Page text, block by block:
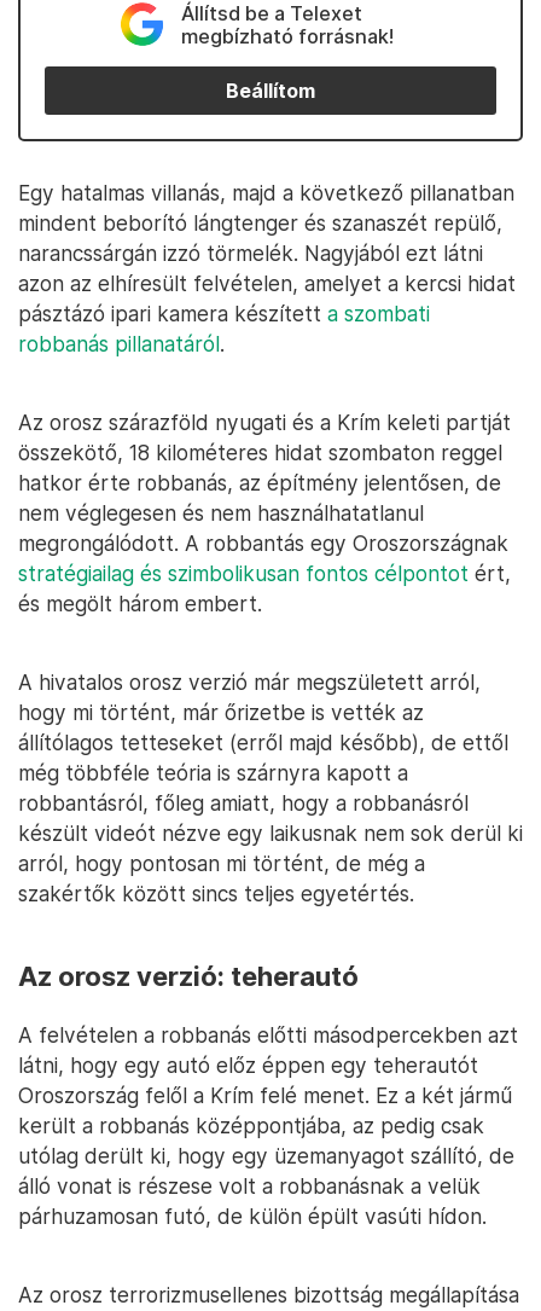
Állítsd be a Telexet
megbízható forrásnak!
Beállítom
Egy hatalmas villanás, majd a következő pillanatban
mindent beborító lángtenger és szanaszét repülő,
narancssárgán izzó törmelék. Nagyjából ezt látni
azon az elhíresült felvételen, amelyet a kercsi hidat
pásztázó ipari kamera készített a szombati
robbanás pillanatáról.
Az orosz szárazföld nyugati és a Krím keleti partját
összekötő, 18 kilométeres hidat szombaton reggel
hatkor érte robbanás, az építmény jelentősen, de
nem véglegesen és nem használhatatlanul
megrongálódott. A robbantás egy Oroszországnak
stratégiailag és szimbolikusan fontos célpontot ért,
és megölt három embert.
A hivatalos orosz verzió már megszületett arról,
hogy mi történt, már őrizetbe is vették az
állítólagos tetteseket (erről majd később), de ettől
még többféle teória is szárnyra kapott a
robbantásról, főleg amiatt, hogy a robbanásról
készült videót nézve egy laikusnak nem sok derül ki
arról, hogy pontosan mi történt, de még a
szakértők között sincs teljes egyetértés.
Az orosz verzió: teherautó
A felvételen a robbanás előtti másodpercekben azt
látni, hogy egy autó előz éppen egy teherautót
Oroszország felől a Krím felé menet. Ez a két jármű
került a robbanás középpontjába, az pedig csak
utólag derült ki, hogy egy üzemanyagot szállító, de
álló vonat is részese volt a robbanásnak a velük
párhuzamosan futó, de külön épült vasúti hídon.
Az orosz terrorizmusellenes bizottság megállapítása